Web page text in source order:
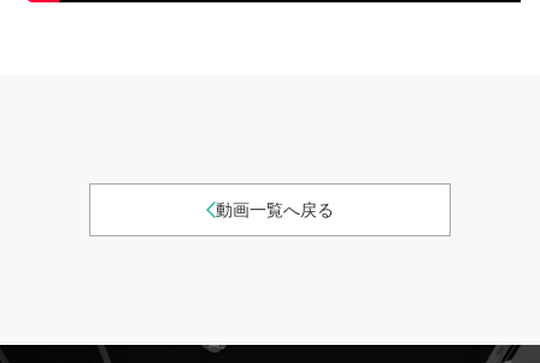
動画一覧へ戻る